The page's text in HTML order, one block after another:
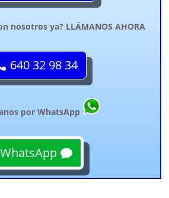
nosotros ya? LLÁMANOS AHORA
640 32 98 34
por WhatsApp
WhatsApp